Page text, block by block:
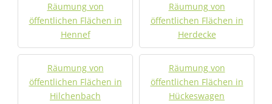
Räumung von
öffentlichen Flächen in
Hennef
Räumung von
öffentlichen Flächen in
Herdecke
Räumung von
öffentlichen Flächen in
Hilchenbach
Räumung von
öffentlichen Flächen in
Hückeswagen